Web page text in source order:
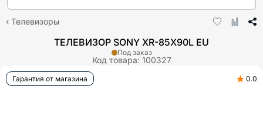
Телевизоры
ТЕЛЕВИЗОР SONY XR-85X90L EU
Код товара: 100327
Под заказ
Гарантия от магазина ★ 0.0